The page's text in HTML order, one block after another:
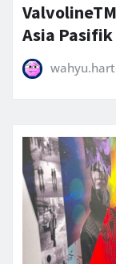
Asia Pasifik